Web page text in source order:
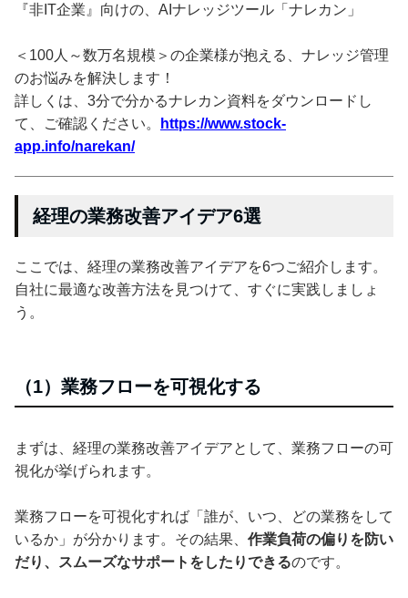
『非IT企業』向けの、AIナレッジツール「ナレカン」
＜100人～数万名規模＞の企業様が抱える、ナレッジ管理
のお悩みを解決します！
詳しくは、3分で分かるナレカン資料をダウンロードし
て、ご確認ください。
https://www.stock-
app.info/narekan/
経理の業務改善アイデア6選
ここでは、経理の業務改善アイデアを6つご紹介します。
自社に最適な改善方法を見つけて、すぐに実践しましょ
う。
（1）業務フローを可視化する
まずは、経理の業務改善アイデアとして、業務フローの可
視化が挙げられます。
業務フローを可視化すれば「誰が、いつ、どの業務をして
いるか」が分かります。その結果、 作業負荷の偏りを防い
だり、スムーズなサポートをしたりできるのです。